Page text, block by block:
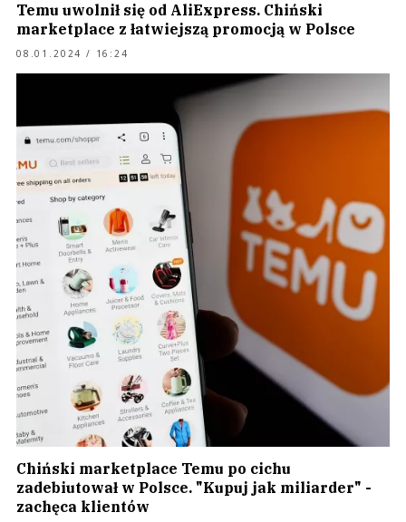
Temu uwolnił się od AliExpress. Chiński
marketplace z łatwiejszą promocją w Polsce
08.01.2024 / 16:24
Chiński marketplace Temu po cichu
zadebiutował w Polsce. "Kupuj jak miliarder" -
zachęca klientów